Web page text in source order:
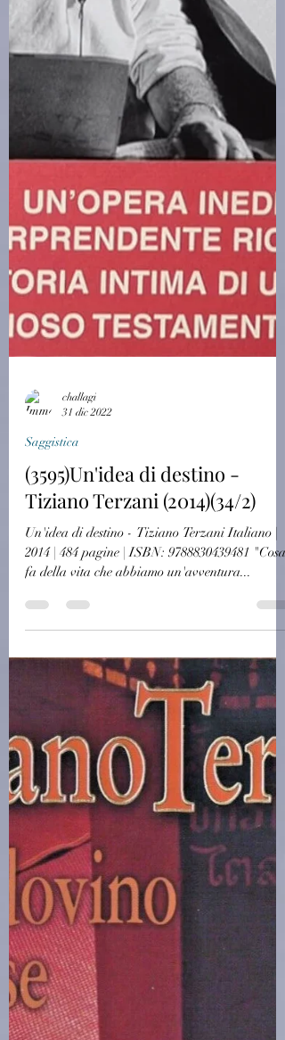
31 dic 2022
(3595)Un'idea di destino -
Tiziano Terzani (2014)(34/2)
Un'idea di destino - Tiziano Terzani Italiano |
2014 | 484 pagine | ISBN: 9788830439481 "Cosa
fa della vita che abbiamo un'avventura...